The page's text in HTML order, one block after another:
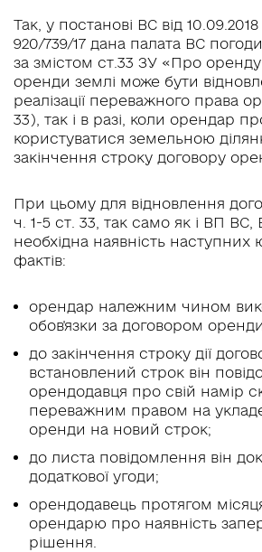
Так, у постанові ВС від
920/739/17 дана палата ВС
за змістом ст.33 ЗУ «Про оренду
оренди землі може бути
реалізації переважного права
33), так і в разі, коли орендар
користуватися земельною
закінчення строку договору
При цьому для відновлення
ч. 1-5 ст. 33, так само як і ВП ВС,
необхідна наявність
фактів:
орендар належним чином
обов'язки за договором
до закінчення строку дії
встановлений строк він
орендодавця про свій намір
переважним правом на
оренди на новий строк;
до листа повідомлення він
додаткової угоди;
орендодавець протягом
орендарю про наявність
рішення.